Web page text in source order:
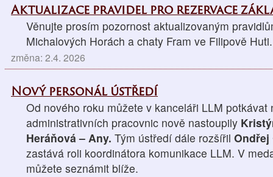
Aktualizace pravidel pro rezervace
Věnujte prosím pozornost aktualizovaným
Michalových Horách a chaty Fram ve Filipově Huti.
změna: 2.4. 2026
Nový personál ústředí
Od nového roku můžete v kanceláři LLM potkávat
administrativních pracovnic nově nastoupily
Heráňová – Any. Tým ústředí dále rozšířil Ondřej
zastává roli koordinátora komunikace LLM. V
můžete seznámit blíže.